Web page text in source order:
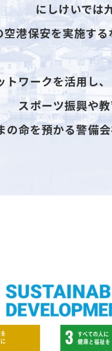
にしけいでは
港保安を実施する
トワークを活用し
スポーツ振興や
の命を預かる警備